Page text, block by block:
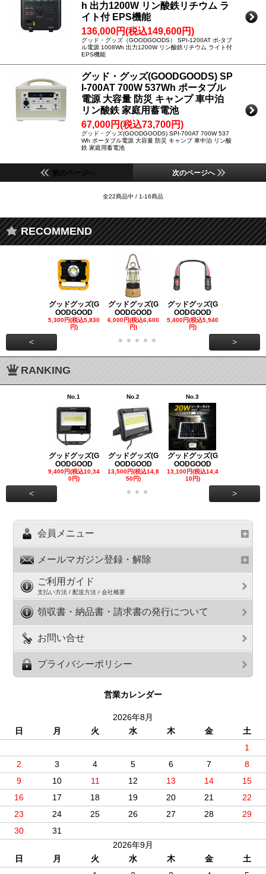
h 出力1200W リン酸鉄リチウム ラ
イト付 EPS機能
136,000円(税込149,600円)
グッド・グッズ（GOODGOODS） SPI-1200AT ポ-タブ
ル電源 1008Wh 出力1200W リン酸鉄リチウム ライト付
EPS機能
グッド・グッズ(GOODGOODS) SP
I-700AT 700W 537Wh ポータブル
電源 大容量 防災 キャンプ 車中泊
リン酸鉄 家庭用蓄電池
67,000円(税込73,700円)
グッド・グッズ(GOODGOODS) SPI-700AT 700W 537
Wh ポータブル電源 大容量 防災 キャンプ 車中泊 リン酸
鉄 家庭用蓄電池
前のページへ 次のページへ
全22商品中 / 1-16商品
RECOMMEND
グッドグッズ(G
OODGOOD
5,300円(税込5,830
円)
グッドグッズ(G
OODGOOD
6,000円(税込6,600
円)
グッドグッズ(G
OODGOOD
5,400円(税込5,940
円)
< >
RANKING
No.1
グッドグッズ(G
OODGOOD
9,400円(税込10,34
0円)
No.2
グッドグッズ(G
OODGOOD
13,500円(税込14,8
50円)
No.3
グッドグッズ(G
OODGOOD
13,100円(税込14,4
10円)
< >
会員メニュー
メールマガジン登録・解除
ご利用ガイド
支払い方法 / 配送方法 / 会社概要
領収書・納品書・請求書の発行について
お問い合せ
プライバシーポリシー
営業カレンダー
2026年8月
日
月 火 水 木 金
土
1
2
3 4 5 6 7
8
9
10 11 12 13 14
15
16
17 18 19 20 21
22
23
24 25 26 27 28
29
30
31
2026年9月
日
月 火 水 木 金
土